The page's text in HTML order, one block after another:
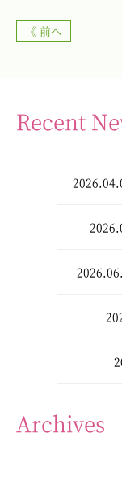
《 前へ
Recent
Archives